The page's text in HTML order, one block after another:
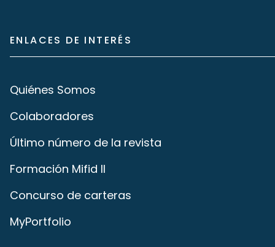
ENLACES DE INTERÉS
Quiénes Somos
Colaboradores
Último número de la revista
Formación Mifid II
Concurso de carteras
MyPortfolio